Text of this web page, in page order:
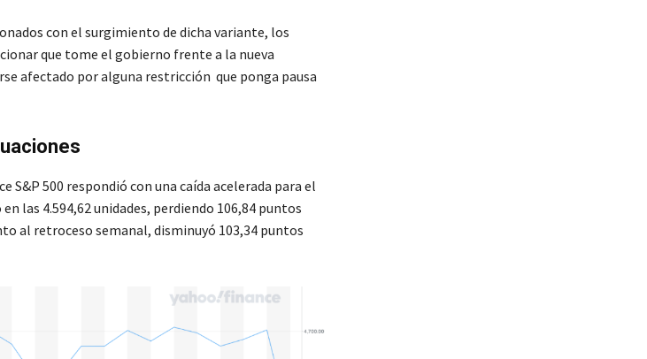
con el surgimiento de dicha variante, los
que tome el gobierno frente a la nueva
afectado por alguna restricción que ponga pausa
S&P 500 respondió con una caída acelerada para el
las 4.594,62 unidades, perdiendo 106,84 puntos
al retroceso semanal, disminuyó 103,34 puntos